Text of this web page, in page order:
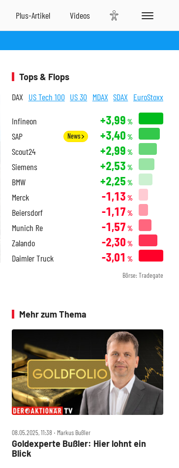
Tops & Flops
DAX US Tech 100 US 30 MDAX SDAX EuroStoxx
Infineon +3,99 %
SAP News +3,40 %
Scout24 +2,99 %
Siemens +2,53 %
BMW +2,25 %
Merck -1,13 %
Beiersdorf -1,17 %
Munich Re -1,57 %
Zalando -2,30 %
Daimler Truck -3,01 %
Börse: Tradegate
Mehr zum Thema
08.05.2025, 11:38 ‧ Markus Bußler
Goldexperte Bußler: Hier lohnt ein
Blick